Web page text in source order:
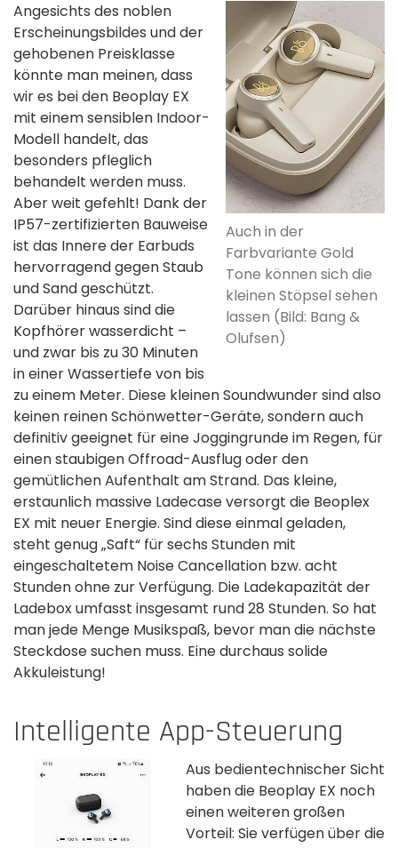
Auch in der
Farbvariante Gold
Tone können sich die
kleinen Stöpsel sehen
lassen (Bild: Bang &
Olufsen)
Angesichts des noblen
Erscheinungsbildes und der
gehobenen Preisklasse
könnte man meinen, dass
wir es bei den Beoplay EX
mit einem sensiblen Indoor-
Modell handelt, das
besonders pfleglich
behandelt werden muss.
Aber weit gefehlt! Dank der
IP57-zertifizierten Bauweise
ist das Innere der Earbuds
hervorragend gegen Staub
und Sand geschützt.
Darüber hinaus sind die
Kopfhörer wasserdicht –
und zwar bis zu 30 Minuten
in einer Wassertiefe von bis
zu einem Meter. Diese kleinen Soundwunder sind also
keinen reinen Schönwetter-Geräte, sondern auch
definitiv geeignet für eine Joggingrunde im Regen, für
einen staubigen Offroad-Ausflug oder den
gemütlichen Aufenthalt am Strand. Das kleine,
erstaunlich massive Ladecase versorgt die Beoplex
EX mit neuer Energie. Sind diese einmal geladen,
steht genug „Saft“ für sechs Stunden mit
eingeschaltetem Noise Cancellation bzw. acht
Stunden ohne zur Verfügung. Die Ladekapazität der
Ladebox umfasst insgesamt rund 28 Stunden. So hat
man jede Menge Musikspaß, bevor man die nächste
Steckdose suchen muss. Eine durchaus solide
Akkuleistung!
Intelligente App-Steuerung
Aus bedientechnischer Sicht
haben die Beoplay EX noch
einen weiteren großen
Vorteil: Sie verfügen über die